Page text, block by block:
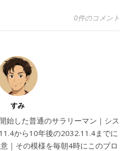
0件のコメント
すみ
始した普通のサラリーマン｜シス
から10年後の2032.11.4までに
｜その模様を毎朝4時にこのブロ